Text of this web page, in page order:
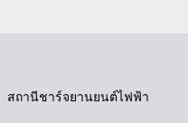
สถานีชาร์จยานยนต์ไฟฟ้า